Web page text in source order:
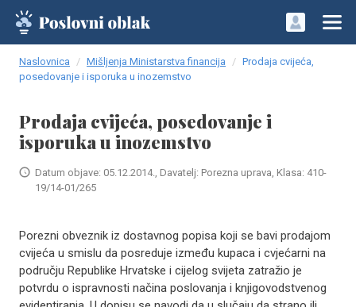
Naslovnica Mišljenja Ministarstva financija
Prodaja cvijeća,
posedovanje i isporuka u inozemstvo
Prodaja cvijeća, posedovanje i
isporuka u inozemstvo
Datum objave: 05.12.2014., Davatelj: Porezna uprava, Klasa: 410-
19/14-01/265
Porezni obveznik iz dostavnog popisa koji se bavi prodajom
cvijeća u smislu da posreduje između kupaca i cvjećarni na
području Republike Hrvatske i cijelog svijeta zatražio je
potvrdu o ispravnosti načina poslovanja i knjigovodstvenog